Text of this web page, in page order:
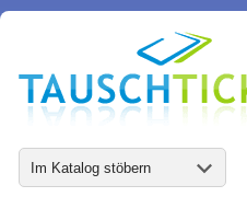
Im Katalog stöbern